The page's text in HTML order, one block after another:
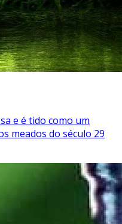
e é tido como um
meados do século 29